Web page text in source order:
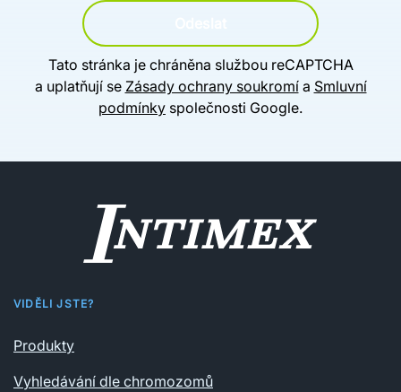
Tato stránka je chráněna službou reCAPTCHA
a uplatňují se Zásady ochrany soukromía Smluvní
podmínky společnosti Google.
VIDĚLI JSTE?
Produkty
Vyhledávání dle chromozomů